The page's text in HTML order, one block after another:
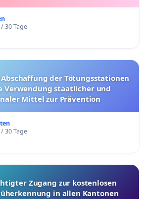
30 Tage
Verwendung staatlicher und
Mittel zur Prävention
30 Tage
Zugang zur kostenlosen
in allen Kantonen